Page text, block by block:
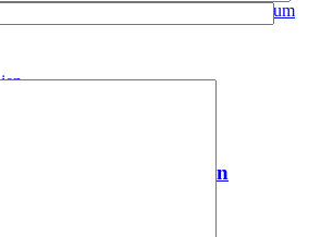
maecenas rhoncus sem quam atnum
/ Thermotransferfolien